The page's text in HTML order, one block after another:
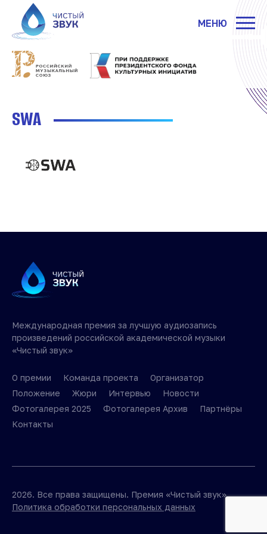
МЕНЮ
SWA
Международная премия за лучшую аудиозапись
произведений российской академической музыки
«Чистый звук»
О премии Команда проекта
Организатор
Положение
Жюри Интервью
Новости
Фотогалерея 2025
Фотогалерея Архив
Партнёры
Контакты
2026. Все права защищены. Премия «Чистый звук».
Политика обработки персональных данных